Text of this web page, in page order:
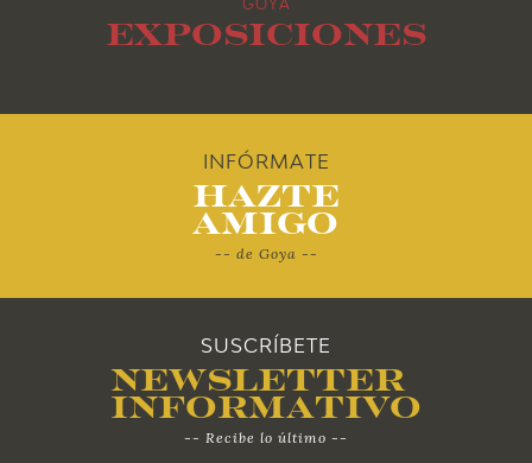
2012
GOYA
Exposiciones
INFÓRMATE
Hazte
Amigo
-- de Goya --
SUSCRÍBETE
Newsletter
Informativo
-- Recibe lo último --